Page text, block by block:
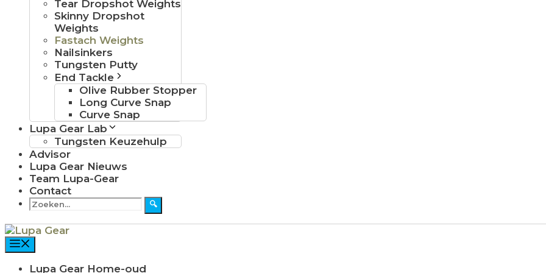
Tear Dropshot Weights
Skinny Dropshot
Weights
Fastach Weights
Nailsinkers
Tungsten Putty
End Tackle
Olive Rubber Stopper
Long Curve Snap
Curve Snap
Lupa Gear Lab
Tungsten Keuzehulp
Advisor
Lupa Gear Nieuws
Team Lupa-Gear
Contact
Zoeken
naar:
🔍
Lupa Gear Home-oud